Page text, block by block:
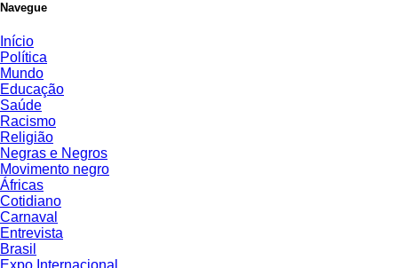
Navegue
Início
Política
Mundo
Educação
Saúde
Racismo
Religião
Negras e Negros
Movimento negro
Áfricas
Cotidiano
Carnaval
Entrevista
Brasil